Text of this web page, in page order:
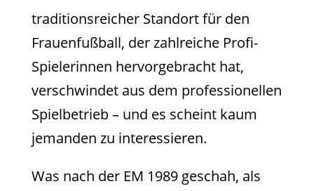
traditionsreicher Standort für den
Frauenfußball, der zahlreiche Profi-
Spielerinnen hervorgebracht hat,
verschwindet aus dem professionellen
Spielbetrieb – und es scheint kaum
jemanden zu interessieren.
Was nach der EM 1989 geschah, als